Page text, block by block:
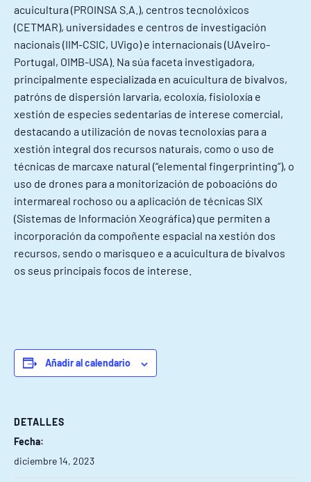
acuicultura (PROINSA S.A.), centros tecnolóxicos
(CETMAR), universidades e centros de investigación
nacionais (IIM-CSIC, UVigo) e internacionais (UAveiro-
Portugal, OIMB-USA). Na súa faceta investigadora,
principalmente especializada en acuicultura de bivalvos,
patróns de dispersión larvaria, ecoloxía, fisioloxía e
xestión de especies sedentarias de interese comercial,
destacando a utilización de novas tecnoloxías para a
xestión integral dos recursos naturais, como o uso de
técnicas de marcaxe natural (“elemental fingerprinting”), o
uso de drones para a monitorización de poboacións do
intermareal rochoso ou a aplicación de técnicas SIX
(Sistemas de Información Xeográfica) que permiten a
incorporación da compoñente espacial na xestión dos
recursos, sendo o marisqueo e a acuicultura de bivalvos
os seus principais focos de interese.
Añadir al calendario
DETALLES
Fecha:
diciembre 14, 2023